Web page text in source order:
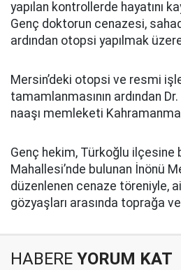
yapılan kontrollerde hayatını
Genç doktorun cenazesi,
ardından otopsi yapılmak
Mersin’deki otopsi ve resmi
tamamlanmasının ardından Dr.
naaşı memleketi
Genç hekim, Türkoğlu ilçesine
Mahallesi’nde bulunan İnönü
düzenlenen cenaze töreniyle,
gözyaşları arasında toprağa
HABERE YORUM KAT